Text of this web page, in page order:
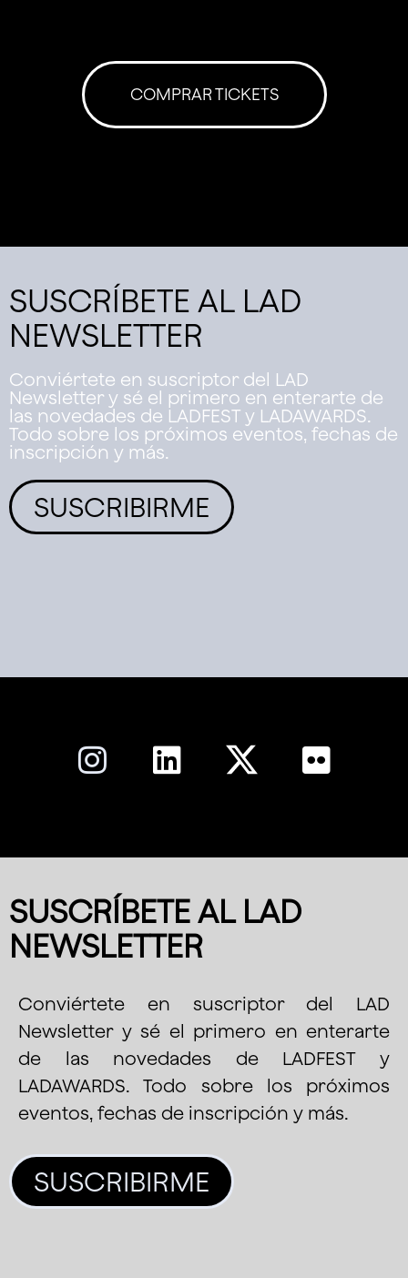
COMPRAR TICKETS
SUSCRÍBETE AL LAD
NEWSLETTER
Conviértete en suscriptor del LAD
Newsletter y sé el primero en enterarte de
las novedades de LADFEST y LADAWARDS.
Todo sobre los próximos eventos, fechas de
inscripción y más.
SUSCRIBIRME
SUSCRÍBETE AL LAD
NEWSLETTER
Conviértete en suscriptor del LAD
Newsletter y sé el primero en enterarte
de las novedades de LADFEST y
LADAWARDS. Todo sobre los próximos
eventos, fechas de inscripción y más.
SUSCRIBIRME